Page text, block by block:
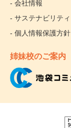
- 会社情報
- サステナビリティ
- 個人情報保護方針
姉妹校のご案内